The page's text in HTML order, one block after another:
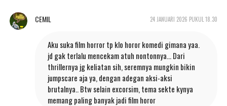
CEMIL 24 JANUARI 2026 PUKUL 18.30
Aku suka film horror tp klo horor komedi gimana yaa.
jd gak terlalu mencekam atuh nontonnya... Dari
thrillernya jg keliatan sih, seremnya mungkin bikin
jumpscare aja ya, dengan adegan aksi-aksi
brutalnya.. Btw selain excorsim, tema sekte kynya
memang paling banyak jadi film horor